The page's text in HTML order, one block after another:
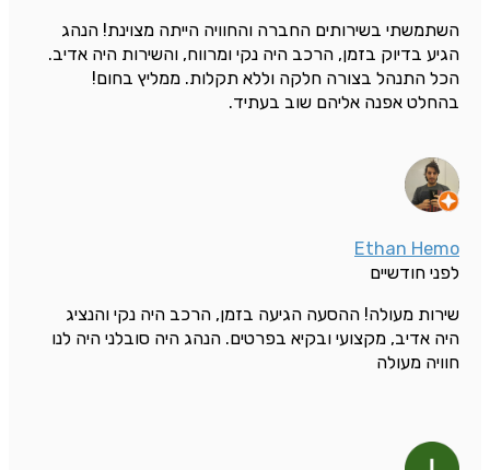
השתמשתי בשירותים החברה והחוויה הייתה מצוינת! הנהג
הגיע בדיוק בזמן, הרכב היה נקי ומרווח, והשירות היה אדיב.
הכל התנהל בצורה חלקה וללא תקלות. ממליץ בחום!
בהחלט אפנה אליהם שוב בעתיד.
Ethan Hemo
לפני חודשיים
שירות מעולה! ההסעה הגיעה בזמן, הרכב היה נקי והנציג
היה אדיב, מקצועי ובקיא בפרטים. הנהג היה סובלני היה לנו
חוויה מעולה